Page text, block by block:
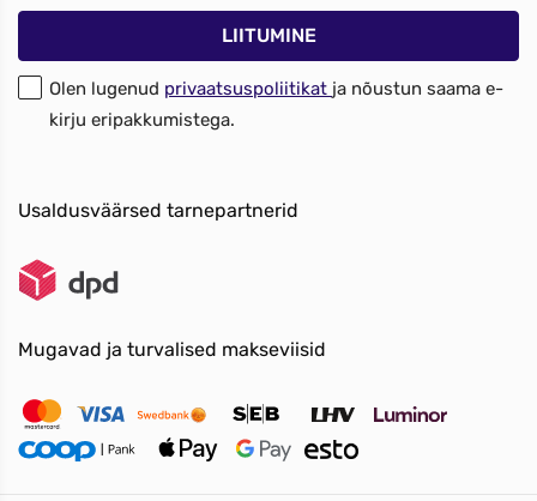
Olen lugenud privaatsuspoliitikat ja nõustun saama e-
kirju eripakkumistega.
Usaldusväärsed tarnepartnerid
Mugavad ja turvalised makseviisid